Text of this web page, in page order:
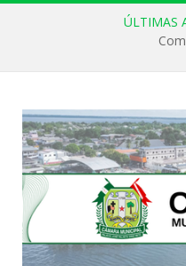
ÚLTIMAS